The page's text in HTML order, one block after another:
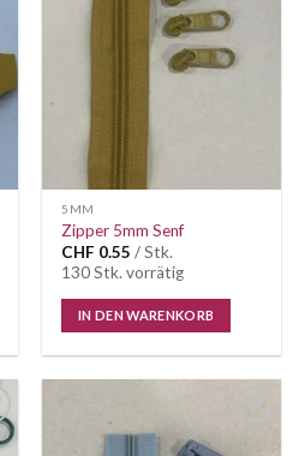
Auf die
Wunschliste
5MM
Zipper 5mm Senf
CHF 0.55 / Stk.
130 Stk. vorrätig
IN DEN WARENKORB
Auf die